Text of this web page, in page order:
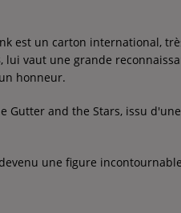
est un carton international,
lui vaut une grande
honneur.
Gutter and the Stars, issu
une figure